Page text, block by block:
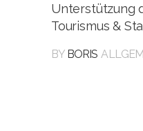
Unterstützung
Tourismus &
BY BORIS